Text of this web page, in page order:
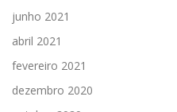
junho 2021
abril 2021
fevereiro 2021
dezembro 2020